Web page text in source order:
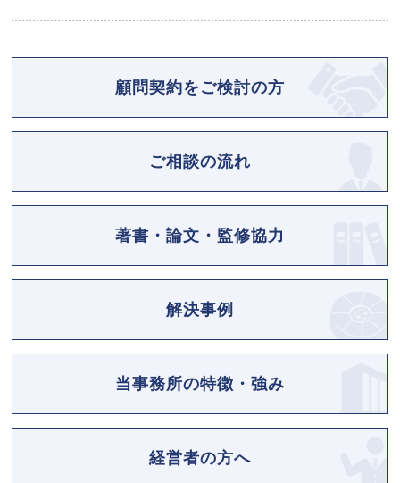
顧問契約をご検討の方
ご相談の流れ
著書・論文・監修協力
解決事例
当事務所の特徴・強み
経営者の方へ